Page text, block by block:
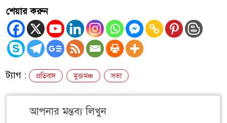
শেয়ার করুন
ট্যাগ : প্রতিবাদ মুক্তমঞ্চ সভা
আপনার মন্তব্য লিখুন